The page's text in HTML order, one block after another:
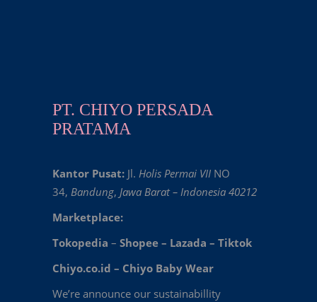
PT. CHIYO PERSADA
PRATAMA
Kantor Pusat: Jl. Holis Permai VII NO
34, Bandung, Jawa Barat – Indonesia 40212
Marketplace:
Tokopedia – Shopee – Lazada – Tiktok
Chiyo.co.id – Chiyo Baby Wear
We’re announce our sustainabillity